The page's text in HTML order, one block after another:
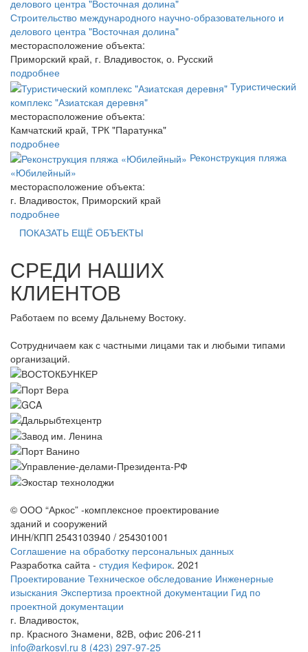
Строительство международного научно-образовательного и
делового центра "Восточная долина"
месторасположение объекта:
Приморский край, г. Владивосток, о. Русский
подробнее
Туристический
комплекс "Азиатская деревня"
месторасположение объекта:
Камчатский край, ТРК "Паратунка"
подробнее
Реконструкция пляжа
«Юбилейный»
месторасположение объекта:
г. Владивосток, Приморский край
подробнее
ПОКАЗАТЬ ЕЩЁ ОБЪЕКТЫ
СРЕДИ НАШИХ
КЛИЕНТОВ
Работаем по всему Дальнему Востоку.
Сотрудничаем как с частными лицами так и любыми типами
организаций.
© ООО “Аркос” -комплексное проектирование
зданий и сооружений
ИНН/КПП 2543103940 / 254301001
Соглашение на обработку персональных данных
Разработка сайта - студия Кефирок. 2021
Проектирование Техническое обследование Инженерные
изыскания Экспертиза проектной документации Гид по
проектной документации
г. Владивосток,
пр. Красного Знамени, 82В, офис 206-211
info@arkosvl.ru 8 (423) 297-97-25